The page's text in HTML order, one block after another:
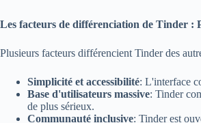
Les facteurs de différenciation de Tinder :
Plusieurs facteurs différencient Tinder des
Simplicité et accessibilité: L'interface
Base d'utilisateurs massive: Tinder
de plus sérieux.
Communauté inclusive: Tinder est